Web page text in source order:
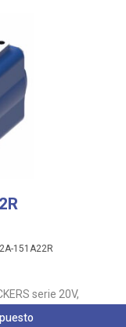
151A22R
serie 20V,